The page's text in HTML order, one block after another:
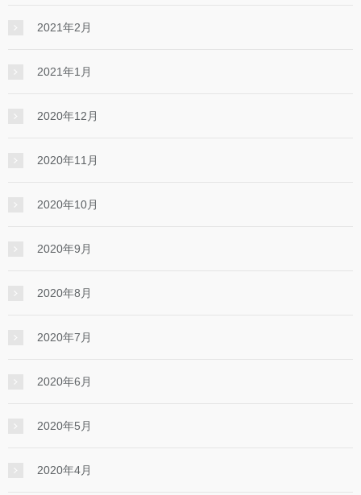
2021年2月
2021年1月
2020年12月
2020年11月
2020年10月
2020年9月
2020年8月
2020年7月
2020年6月
2020年5月
2020年4月